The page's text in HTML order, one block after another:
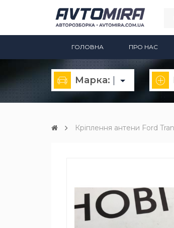
ГОЛОВНА ПРО НАС
Марка:
Кріплення антени Ford